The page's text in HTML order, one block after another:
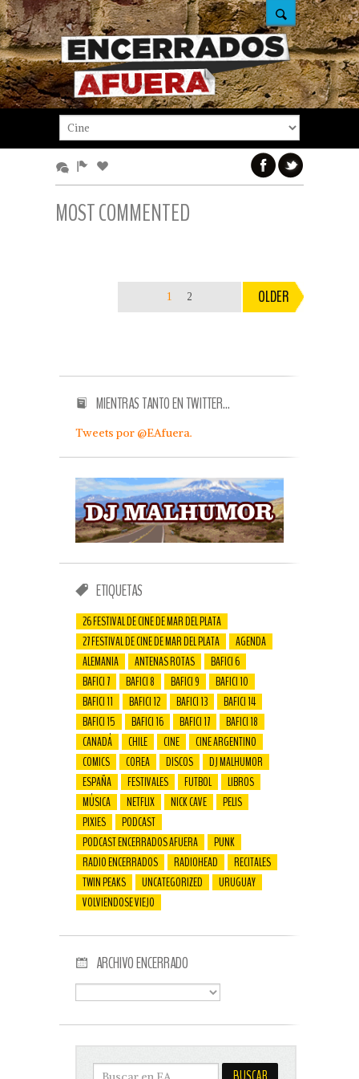
MOST COMMENTED
1 2 OLDER
MIENTRAS TANTO EN TWITTER…
Tweets por @EAfuera.
ETIQUETAS
26 FESTIVAL DE CINE DE MAR DEL PLATA
27 FESTIVAL DE CINE DE MAR DEL PLATA
AGENDA
ALEMANIA
ANTENAS ROTAS
BAFICI 6
BAFICI 7
BAFICI 8 BAFICI 9
BAFICI 10
BAFICI 11
BAFICI 12 BAFICI 13
BAFICI 14
BAFICI 15
BAFICI 16 BAFICI 17
BAFICI 18
CANADÁ
CHILE CINE
CINE ARGENTINO
COMICS
COREA DISCOS
DJ MALHUMOR
ESPAÑA
FESTIVALES FUTBOL
LIBROS
MÚSICA
NETFLIX NICK CAVE
PELIS
PIXIES
PODCAST
PODCAST ENCERRADOS AFUERA
PUNK
RADIO ENCERRADOS
RADIOHEAD
RECITALES
TWIN PEAKS
UNCATEGORIZED
URUGUAY
VOLVIENDOSE VIEJO
ARCHIVO ENCERRADO